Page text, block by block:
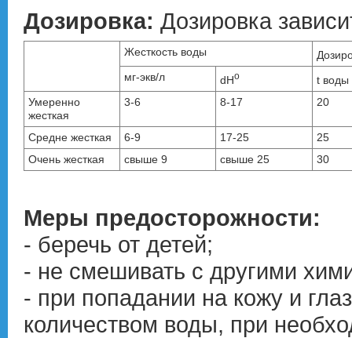
Дозировка: Дозировка
Жесткость воды
мг-экв/л
dHo
t воды
Умеренно
жесткая
3-6 8-17 20
Средне жесткая 6-9 17-25
25
Очень жесткая
свыше 9 свыше 25 30
Меры предосторожности:
- беречь от детей;
- не смешивать с другими
- при попадании на кожу и
количеством воды, при